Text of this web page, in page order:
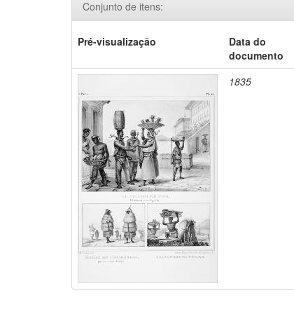
Conjunto de itens:
Pré-visualização
Data do
documento
1835